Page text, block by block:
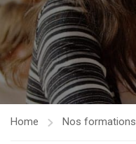
Home Nos formations